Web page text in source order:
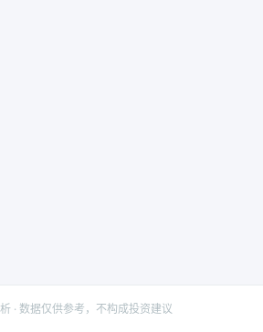
· 数据仅供参考，不构成投资建议